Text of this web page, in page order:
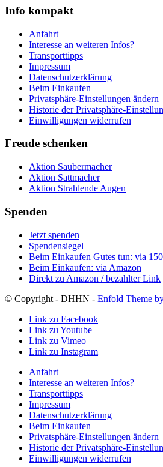
Info kompakt
Anfahrt
Interesse an weiteren Infos?
Transporttipps
Impressum
Datenschutzerklärung
Beim Einkaufen
Privatsphäre-Einstellungen ändern
Historie der Privatsphäre-
Einwilligungen widerrufen
Freude schenken
Aktion Saubermacher
Aktion Sattmacher
Aktion Strahlende Augen
Spenden
Jetzt spenden
Spendensiegel
Beim Einkaufen Gutes tun: via
Beim Einkaufen: via Amazon
Direkt zu Amazon / bezahlter Link
© Copyright - DHHN - Enfold Theme
Link zu Facebook
Link zu Youtube
Link zu Vimeo
Link zu Instagram
Anfahrt
Interesse an weiteren Infos?
Transporttipps
Impressum
Datenschutzerklärung
Beim Einkaufen
Privatsphäre-Einstellungen ändern
Historie der Privatsphäre-
Einwilligungen widerrufen